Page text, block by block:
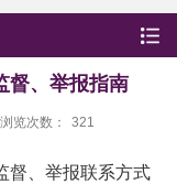
督、举报指南
浏览次数： 321
督、举报联系方式